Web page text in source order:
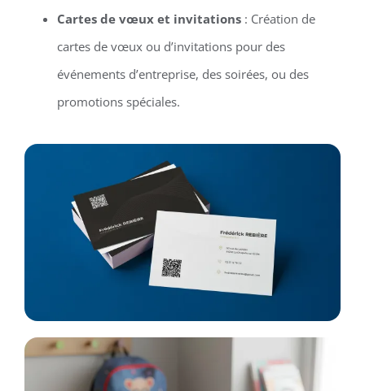
Cartes de vœux et invitations: Création de
cartes de vœux ou d’invitations pour des
événements d’entreprise, des soirées, ou des
promotions spéciales.